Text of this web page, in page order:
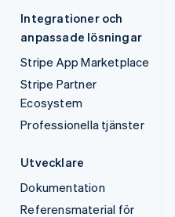
Integrationer och
anpassade lösningar
Stripe App Marketplace
Stripe Partner
Ecosystem
Professionella tjänster
Utvecklare
Dokumentation
Referensmaterial för